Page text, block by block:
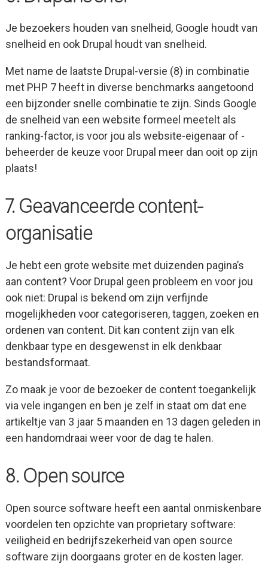
Je bezoekers houden van snelheid, Google houdt van
snelheid en ook Drupal houdt van snelheid.
Met name de laatste Drupal-versie (8) in combinatie
met PHP 7 heeft in diverse benchmarks aangetoond
een bijzonder snelle combinatie te zijn. Sinds Google
de snelheid van een website formeel meetelt als
ranking-factor, is voor jou als website-eigenaar of -
beheerder de keuze voor Drupal meer dan ooit op zijn
plaats!
7. Geavanceerde content-
organisatie
Je hebt een grote website met duizenden pagina’s
aan content? Voor Drupal geen probleem en voor jou
ook niet: Drupal is bekend om zijn verfijnde
mogelijkheden voor categoriseren, taggen, zoeken en
ordenen van content. Dit kan content zijn van elk
denkbaar type en desgewenst in elk denkbaar
bestandsformaat.
Zo maak je voor de bezoeker de content toegankelijk
via vele ingangen en ben je zelf in staat om dat ene
artikeltje van 3 jaar 5 maanden en 13 dagen geleden in
een handomdraai weer voor de dag te halen.
8. Open source
Open source software heeft een aantal onmiskenbare
voordelen ten opzichte van proprietary software:
veiligheid en bedrijfszekerheid van open source
software zijn doorgaans groter en de kosten lager.